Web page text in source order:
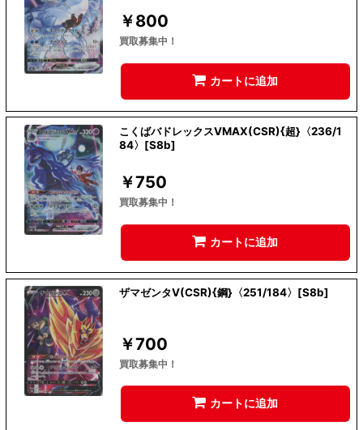
￥800
買取募集中！
カートに追加
こくばバドレックスVMAX(CSR){超}〈236/1
84〉[S8b]
￥750
買取募集中！
カートに追加
ザマゼンタV(CSR){鋼}〈251/184〉[S8b]
￥700
買取募集中！
カートに追加